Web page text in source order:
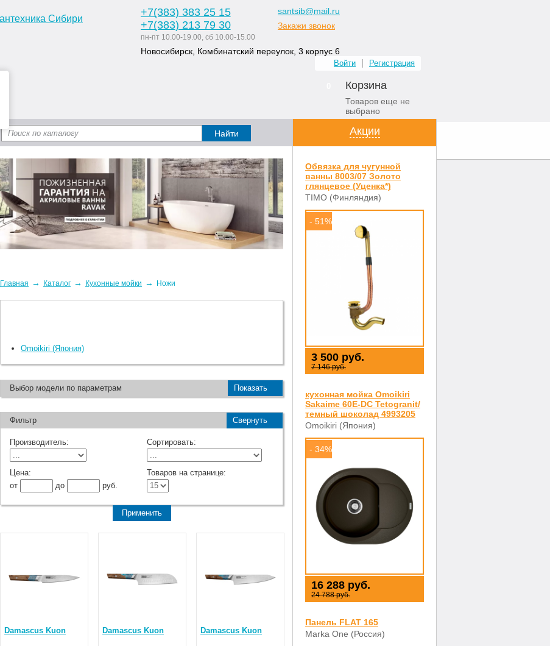
+7(383) 383 25 15
+7(383) 213 79 30
пн-пт 10.00-19.00, сб 10.00-15.00
santsib@mail.ru
Закажи звонок
Новосибирск, Комбинатский переулок, 3 корпус 6
Войти Регистрация
Корзина
Товаров еще не
выбрано
Доставка и оплата Статьи Дизайн ванных комнат Контакты
Главная → Каталог → Кухонные мойки → Ножи
Omoikiri (Япония)
Выбор модели по параметрам Показать
Фильтр Свернуть
Производитель: Сортировать:
Цена:
от
до руб.
Товаров на странице:
Damascus Kuon Damascus Kuon Damascus Kuon
Акции
Обвязка для чугунной
ванны 8003/07 Золото
глянцевое (Уценка*)
TIMO (Финляндия)
- 51%
3 500 руб.
7 146 руб.
кухонная мойка Omoikiri
Sakaime 60E-DC Tetogranit/
темный шоколад 4993205
Omoikiri (Япония)
- 34%
16 288 руб.
24 788 руб.
Панель FLAT 165
Marka One (Россия)